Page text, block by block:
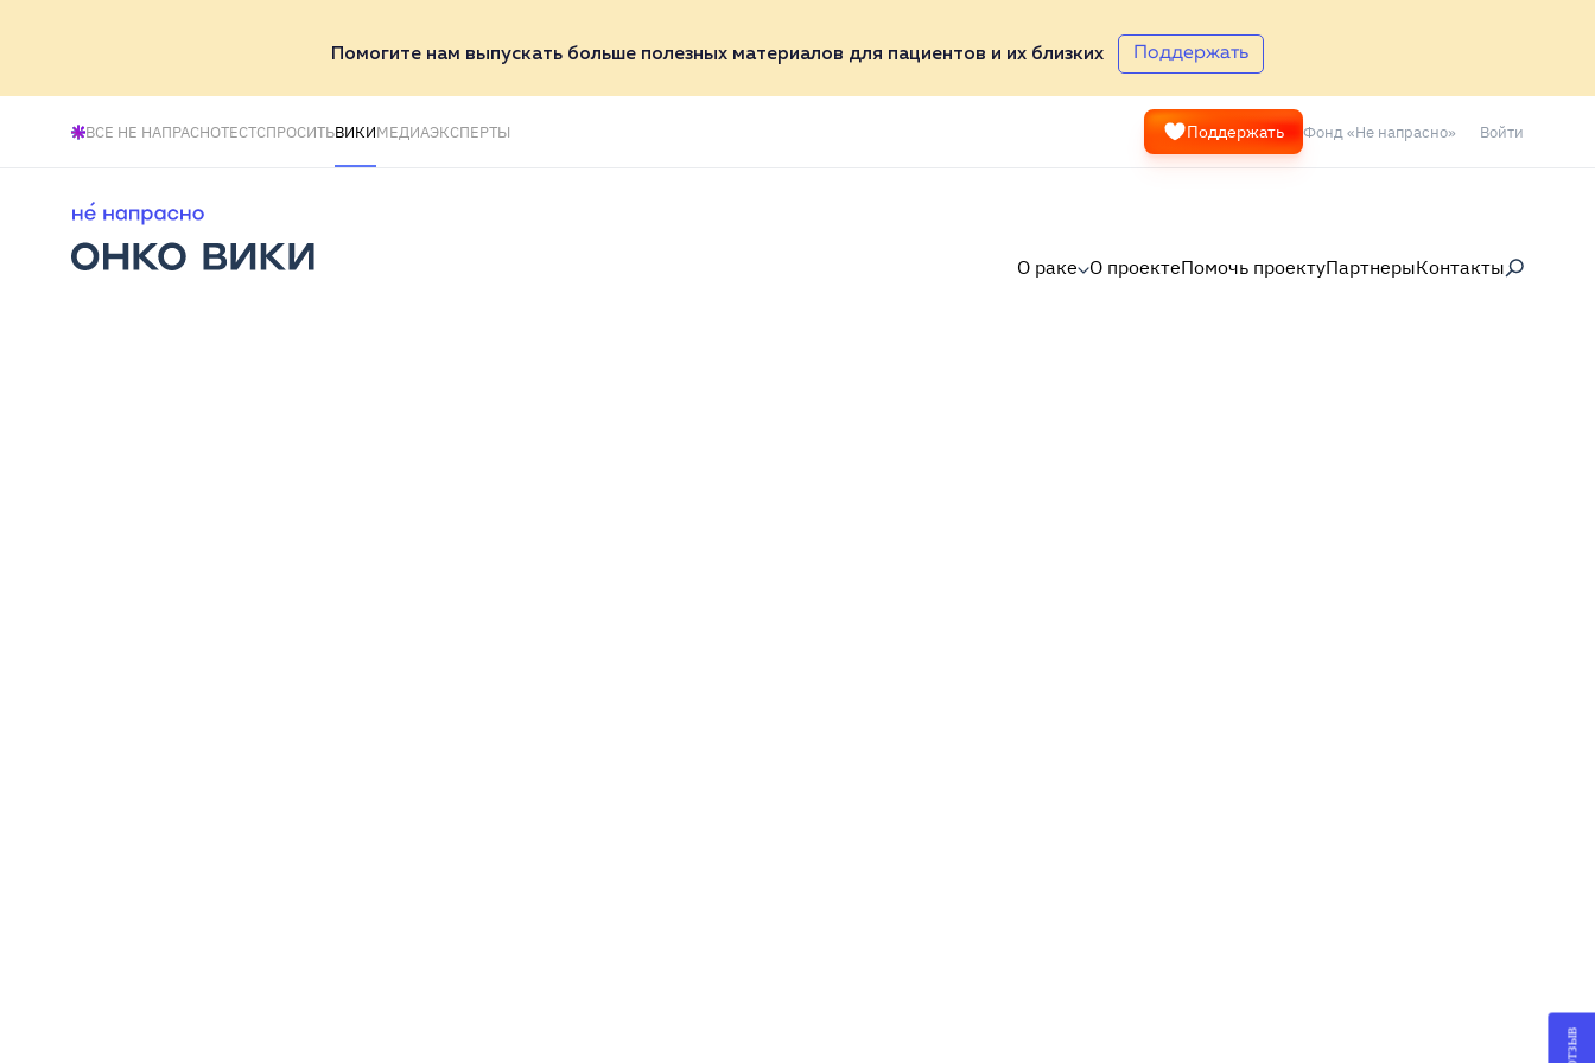
Помогите нам выпускать больше полезных материалов для пациентов и их близких Поддержать
ВСЕ НЕ НАПРАСНОТЕСТСПРОСИТЬВИКИМЕДИАЭКСПЕРТЫ Поддержать Фонд «Не напрасно» Войти
О раке О проектеПомочь проектуПартнерыКонтакты